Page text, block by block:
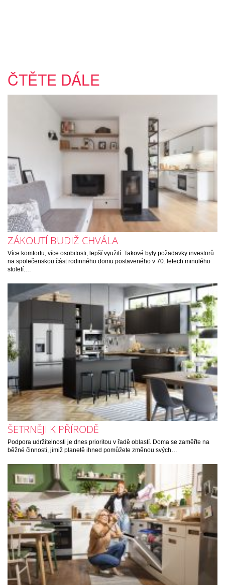
ČTĚTE DÁLE
ZÁKOUTÍ BUDIŽ CHVÁLA
Více komfortu, více osobitosti, lepší využití. Takové byly požadavky investorů
na společenskou část rodinného domu postaveného v 70. letech minulého
století.…
ŠETRNĚJI K PŘÍRODĚ
Podpora udržitelnosti je dnes prioritou v řadě oblastí. Doma se zaměřte na
běžné činnosti, jimiž planetě ihned pomůžete změnou svých…